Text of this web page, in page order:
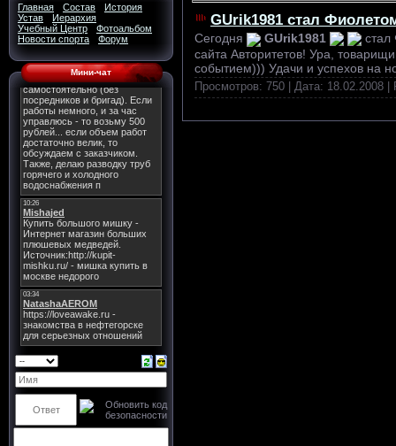
Главная Состав
История
Устав
Иерархия
Учебный Центр
Фотоальбом
Новости спорта
Форум
Мини-чат
GUrik1981 стал
Сегодня GUrik1981
стал
сайта Авторитетов! Ура,
событием))) Удачи и успехов на
Просмотров: 750 | Дата: 18.02.2008 |